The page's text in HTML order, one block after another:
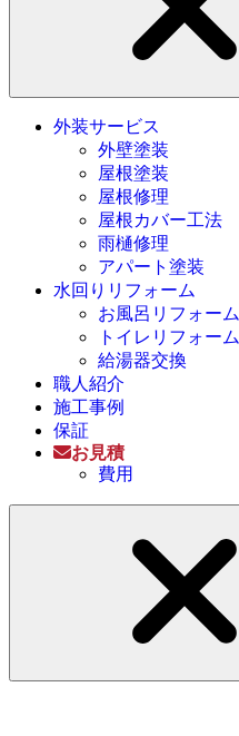
外装サービス
外壁塗装
屋根塗装
屋根修理
屋根カバー工法
雨樋修理
アパート塗装
水回りリフォーム
お風呂リフォーム
トイレリフォーム
給湯器交換
職人紹介
施工事例
保証
お見積
費用